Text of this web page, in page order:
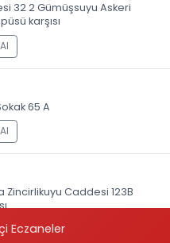
32 2 Gümüşsuyu Askeri
karşısı
65 A
Caddesi 123B
Eczaneler